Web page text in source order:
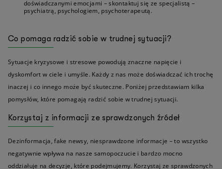
doświadczanymi emocjami – skontaktuj się ze specjalistą –
psychiatrą, psychologiem, psychoterapeutą.
Co pomaga radzić sobie w trudnej sytuacji?
Sytuacje kryzysowe i stresowe powodują znaczne napięcie i
dyskomfort w ciele i umyśle. Każdy z nas może doświadczać ich trochę
inaczej i co innego może być skuteczne. Poniżej przedstawiam kilka
pomysłów, które pomagają radzić sobie w trudnej sytuacji.
Korzystaj z informacji ze sprawdzonych źródeł
Dezinformacja, fake newsy, niesprawdzone informacje – to wszystko
negatywnie wpływa na nasze samopoczucie i bardzo mocno
oddziałuje na decyzje, które podejmujemy. Korzystaj ze sprawdzonych